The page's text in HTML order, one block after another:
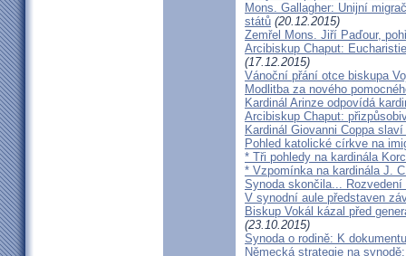
Mons. Gallagher: Unijní
států (20.12.2015)
Zemřel Mons. Jiří Paďour,
Arcibiskup Chaput:
(17.12.2015)
Vánoční přání otce biskupa
Modlitba za nového
Kardinál Arinze odpovídá
Arcibiskup Chaput:
Kardinál Giovanni Coppa
Pohled katolické církve na
* Tři pohledy na kardinála
* Vzpomínka na kardinála J.
Synoda skončila...
V synodní aule představen
Biskup Vokál kázal před
(23.10.2015)
Synoda o rodině: K
Německá strategie na